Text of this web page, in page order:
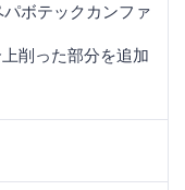
ボテックカンファ
削った部分を追加